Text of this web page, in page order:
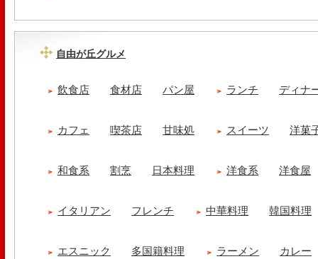
自由が丘グルメ
飲食店 食材店 パン屋 ランチ ディナ
カフェ 喫茶店 甘味処 スイーツ 洋菓
和食系 割烹 日本料理 洋食系 洋食屋
イタリアン フレンチ 中華料理 韓国料理
エスニック 多国籍料理 ラーメン カレー